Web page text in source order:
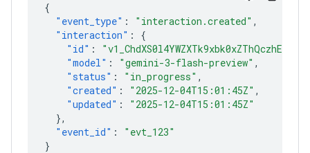
{
"event_type" : "interaction.created" ,
"interaction" :
{
"id" :
"model" : "gemini-3-flash-preview" ,
"status" : "in_progress" ,
"created" : "2025-12-04T15:01:45Z" ,
"updated" :
"2025-12-04T15:01:45Z"
},
"event_id" :
"evt_123"
}